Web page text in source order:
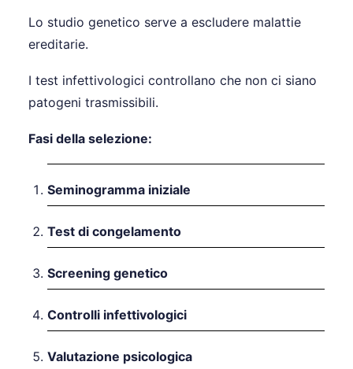
Lo studio genetico serve a escludere malattie
ereditarie.
I test infettivologici controllano che non ci siano
patogeni trasmissibili.
Fasi della selezione:
Seminogramma iniziale
Test di congelamento
Screening genetico
Controlli infettivologici
Valutazione psicologica